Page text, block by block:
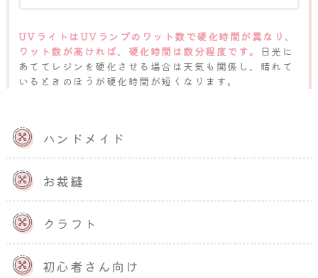
ハンドメイド
お裁縫
クラフト
初心者さん向け
UVライトはUVランプのワット数で硬化時間が異なり、
ワット数が高ければ、硬化時間は数分程度です。
日光に
あててレジンを硬化させる場合は天気も関係し、晴れて
いるときのほうが硬化時間が短くなります。